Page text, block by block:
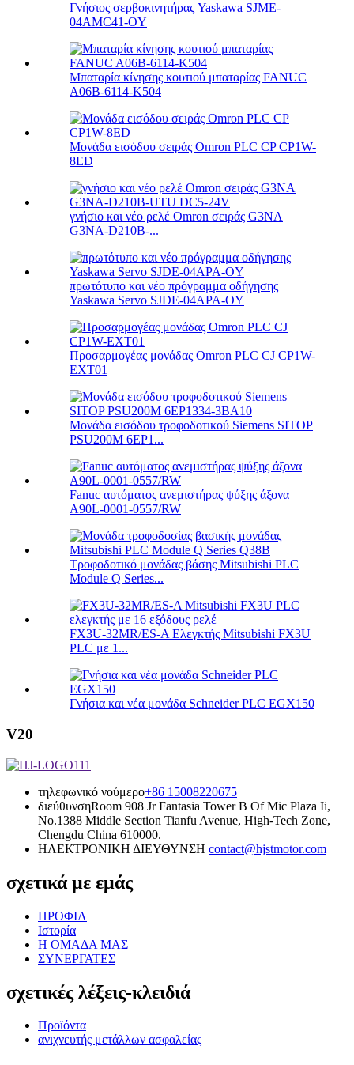
Γνήσιος σερβοκινητήρας Yaskawa SJME-
04AMC41-OY
Μπαταρία κίνησης κουτιού μπαταρίας FANUC
A06B-6114-K504
Μονάδα εισόδου σειράς Omron PLC CP CP1W-
8ED
γνήσιο και νέο ρελέ Omron σειράς G3NA
G3NA-D210B-...
πρωτότυπο και νέο πρόγραμμα οδήγησης
Yaskawa Servo SJDE-04APA-OY
Προσαρμογέας μονάδας Omron PLC CJ CP1W-
EXT01
Μονάδα εισόδου τροφοδοτικού Siemens SITOP
PSU200M 6EP1...
Fanuc αυτόματος ανεμιστήρας ψύξης άξονα
A90L-0001-0557/RW
Τροφοδοτικό μονάδας βάσης Mitsubishi PLC
Module Q Series...
FX3U-32MR/ES-A Ελεγκτής Mitsubishi FX3U
PLC με 1...
Γνήσια και νέα μονάδα Schneider PLC EGX150
V20
τηλεφωνικό νούμερο+86 15008220675
διεύθυνσηRoom 908 Jr Fantasia Tower B Of Mic Plaza Ii,
No.1388 Middle Section Tianfu Avenue, High-Tech Zone,
Chengdu China 610000.
ΗΛΕΚΤΡΟΝΙΚΗ ΔΙΕΥΘΥΝΣΗ contact@hjstmotor.com
σχετικά με εμάς
ΠΡΟΦΙΛ
Ιστορία
Η ΟΜΑΔΑ ΜΑΣ
ΣΥΝΕΡΓΑΤΕΣ
σχετικές λέξεις-κλειδιά
Προϊόντα
ανιχνευτής μετάλλων ασφαλείας